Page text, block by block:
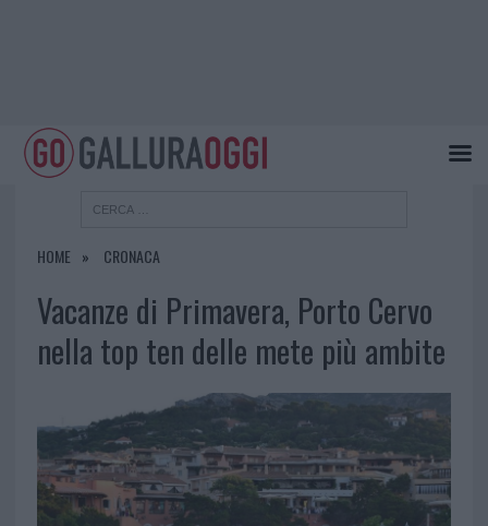
HOME CRONACA
Vacanze di Primavera, Porto Cervo
nella top ten delle mete più ambite